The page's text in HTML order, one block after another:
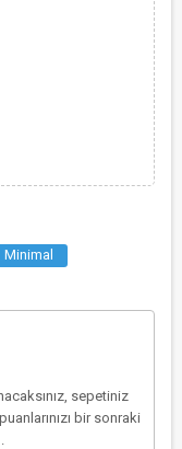
Minimal
sepetiniz
bir sonraki